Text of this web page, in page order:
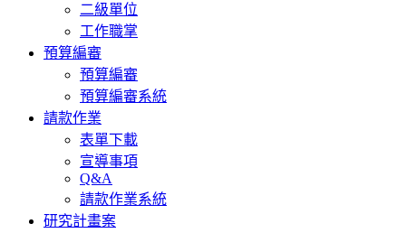
二級單位
工作職掌
預算編審
預算編審
預算編審系統
請款作業
表單下載
宣導事項
Q&A
請款作業系統
研究計畫案